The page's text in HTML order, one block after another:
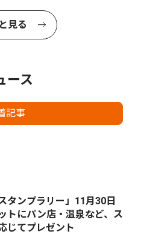
見る
ース
記事
タンプラリー」11月30日
トにパン店・温泉など、ス
じてプレゼント